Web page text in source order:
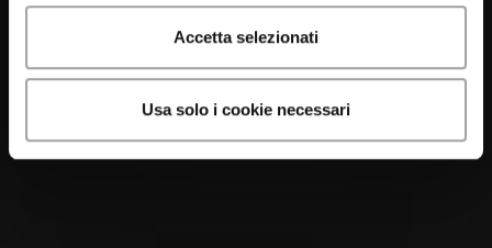
Accetta selezionati
Usa solo i cookie necessari